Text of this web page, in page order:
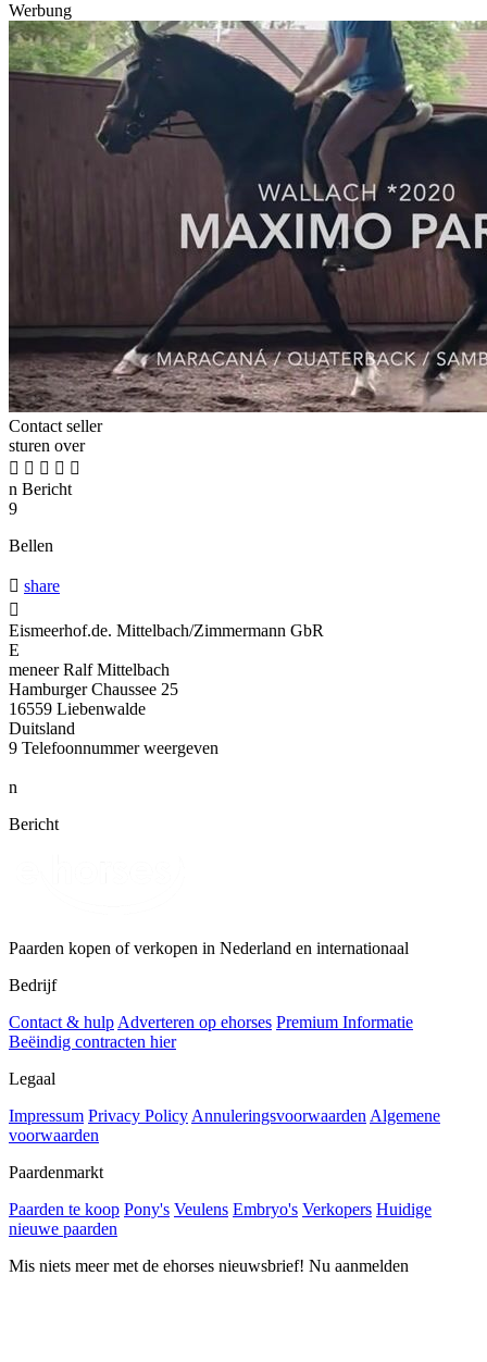
Werbung
Contact seller
sturen over
    
n Bericht
9
Bellen
 share

Eismeerhof.de. Mittelbach/Zimmermann GbR
E
meneer Ralf Mittelbach
Hamburger Chaussee 25
16559 Liebenwalde
Duitsland
9 Telefoonnummer weergeven
n
Bericht
Paarden kopen of verkopen in Nederland en internationaal
Bedrijf
Contact & hulp Adverteren op ehorses Premium Informatie
Beëindig contracten hier
Legaal
Impressum Privacy Policy Annuleringsvoorwaarden Algemene
voorwaarden
Paardenmarkt
Paarden te koop Pony's Veulens Embryo's Verkopers Huidige
nieuwe paarden
Mis niets meer met de ehorses nieuwsbrief! Nu aanmelden